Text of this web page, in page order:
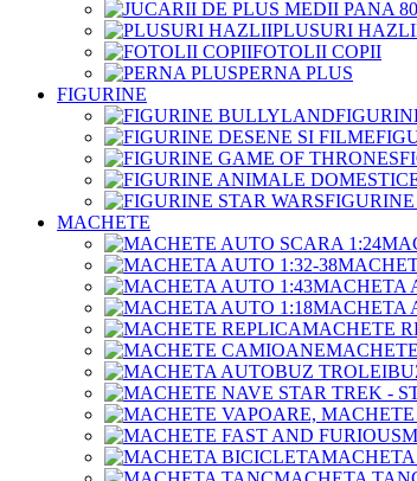
PLUSURI
FOTOLII COPII
PERNA PLUS
FIGURINE
FIGURINE
MACHETE
MACHETA
MACHETA
MACHETE